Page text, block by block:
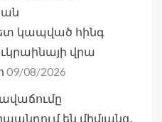
կապված հինգ
վրա
09/08/2026
են միմյանց․